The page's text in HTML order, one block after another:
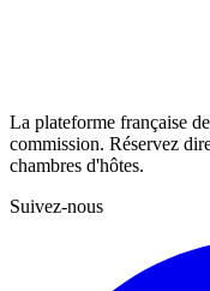
La plateforme française
commission. Réservez
chambres d'hôtes.
Suivez-nous